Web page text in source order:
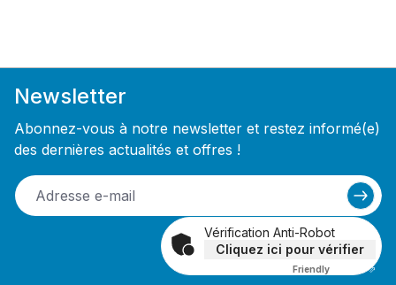
Newsletter
Abonnez-vous à notre newsletter et restez informé(e)
des dernières actualités et offres !
Vérification Anti-Robot
Cliquez ici pour vérifier
Friendly Captcha ⇗